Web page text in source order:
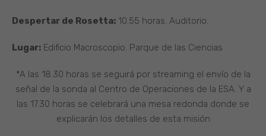
Despertar de Rosetta: 10.55 horas. Auditorio.
Lugar: Edificio Macroscopio. Parque de las Ciencias
*A las 18.30 horas se seguirá por streaming el envío de la
señal de la sonda al Centro de Operaciones de la ESA. Y a
las 17.30 horas se celebrará una mesa redonda donde se
explicarán los detalles de esta misión